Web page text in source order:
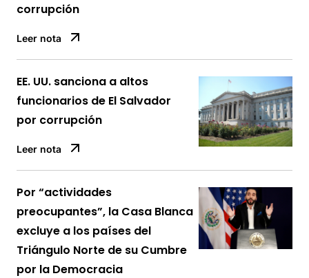
corrupción
Leer nota
EE. UU. sanciona a altos
funcionarios de El Salvador
por corrupción
Leer nota
Por “actividades
preocupantes”, la Casa Blanca
excluye a los países del
Triángulo Norte de su Cumbre
por la Democracia